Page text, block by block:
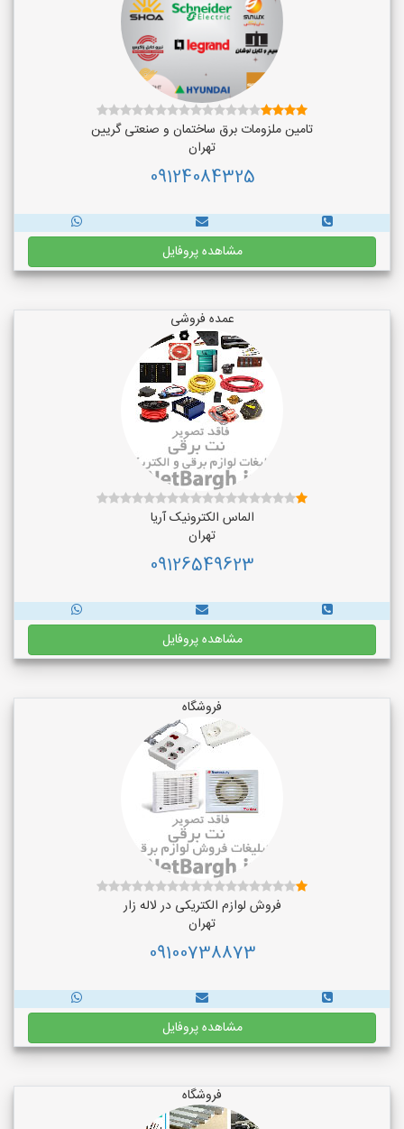
تامین ملزومات برق ساختمان و صنعتی گریین
تهران
09124084325
مشاهده پروفایل
عمده فروشی
الماس الکترونیک آریا
تهران
09126549623
مشاهده پروفایل
فروشگاه
فروش لوازم الکتریکی در لاله زار
تهران
09100738873
مشاهده پروفایل
فروشگاه